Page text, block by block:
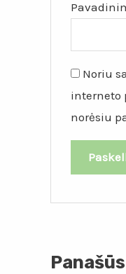
Noriu
interneto
norėsiu